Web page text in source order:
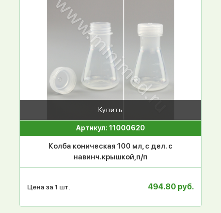
Купить
Артикул: 11000620
Колба коническая 100 мл, с дел. с
навинч.крышкой,п/п
Цена за 1 шт. 494.80 руб.